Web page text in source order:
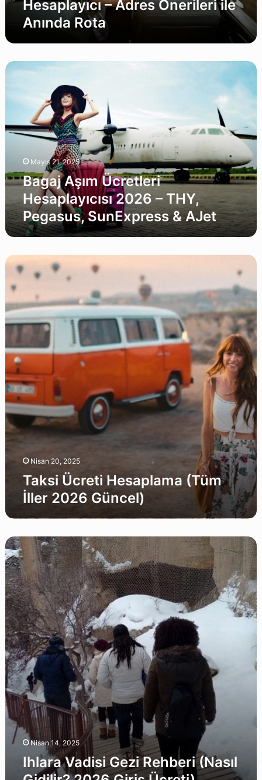
Hesaplayıcı – Adres Önerileri ile
Anında Rota
Bagaj
Hesaplayıcısı
–
SunExpress
&
Mayıs 21, 2025
Bagaj Aşım Ücretleri
Hesaplayıcısı 2026 – THY,
Pegasus, SunExpress & AJet
Taksi
Ücreti
Hesaplama
İller
2026
Güncel)
Nisan 20, 2025
Taksi Ücreti Hesaplama (Tüm
İller 2026 Güncel)
Ihlara
Vadisi
Gezi
Rehberi
(Nasıl
Gidilir?
2026
Giriş
Ücreti)
Nisan 14, 2025
Ihlara Vadisi Gezi Rehberi (Nasıl